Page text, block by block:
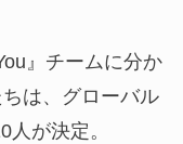
』チームに分か
は、グローバル
が決定。